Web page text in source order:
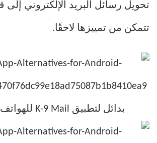
تحويل رسائل البريد الإلكتروني إلى
تتمكن من تمييزها لاحقًا.